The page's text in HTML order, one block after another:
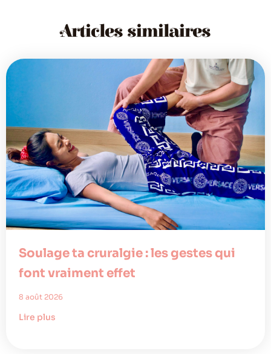
Articles similaires
Soulage ta cruralgie : les gestes qui
font vraiment effet
8 août 2026
Lire plus